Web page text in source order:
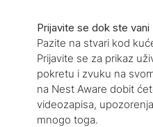
Prijavite se dok ste vani
Pazite na stvari kod
Prijavite se za prikaz
pokretu i zvuku na
na Nest Aware dobit
videozapisa,
mnogo toga.